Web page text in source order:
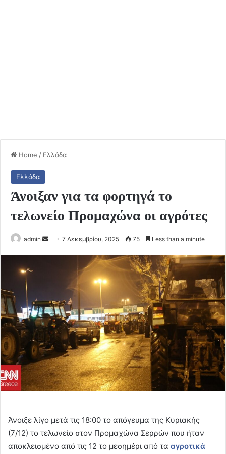
Home / Ελλάδα
Ελλάδα
Άνοιξαν για τα φορτηγά το
τελωνείο Προμαχώνα οι αγρότες
admin
Send7 Δεκεμβρίου, 2025 75 Less than a minute
Άνοιξε λίγο μετά τις 18:00 το απόγευμα της Κυριακής
(7/12) το τελωνείο στον Προμαχώνα Σερρών που ήταν
αποκλεισμένο από τις 12 το μεσημέρι από τα αγροτικά